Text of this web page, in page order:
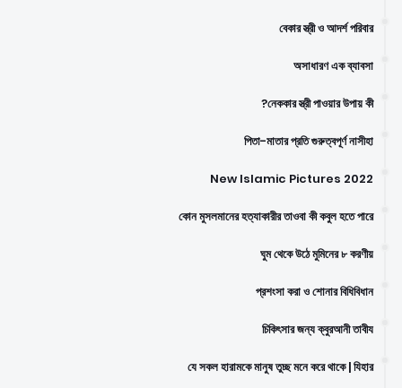
বেকার স্ত্রী ও আদর্শ পরিবার
অসাধারণ এক ব্যাবসা
নেককার স্ত্রী পাওয়ার উপায় কী?
পিতা-মাতার প্রতি গুরুত্বপূর্ণ নাসীহা
New Islamic Pictures 2022
কোন মুসলমানের হত্যাকারীর তাওবা কী কবুল হতে পারে
ঘুম থেকে উঠে মুমিনের ৮ করণীয়
প্রশংসা করা ও শোনার বিধিবিধান
চিকিৎসার জন্য ক্বুরআনী তাবীয
যে সকল হারামকে মানুষ তুচ্ছ মনে করে থাকে | যিহার